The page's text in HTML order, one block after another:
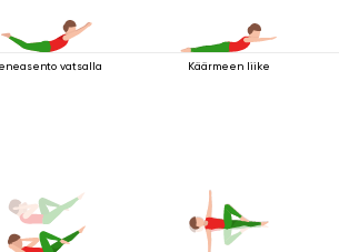
vatsalla Käärmeen liike